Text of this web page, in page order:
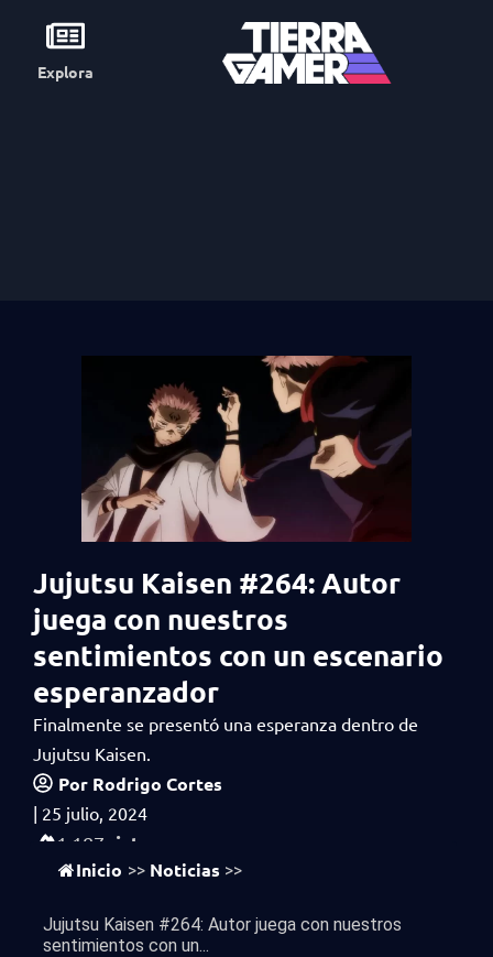
Explora
Jujutsu Kaisen #264: Autor
juega con nuestros
sentimientos con un escenario
esperanzador
Finalmente se presentó una esperanza dentro de
Jujutsu Kaisen.
Por Rodrigo Cortes
| 25 julio, 2024
1,187 vistas
Inicio >> Noticias >>
Jujutsu Kaisen #264: Autor juega con nuestros
sentimientos con un...